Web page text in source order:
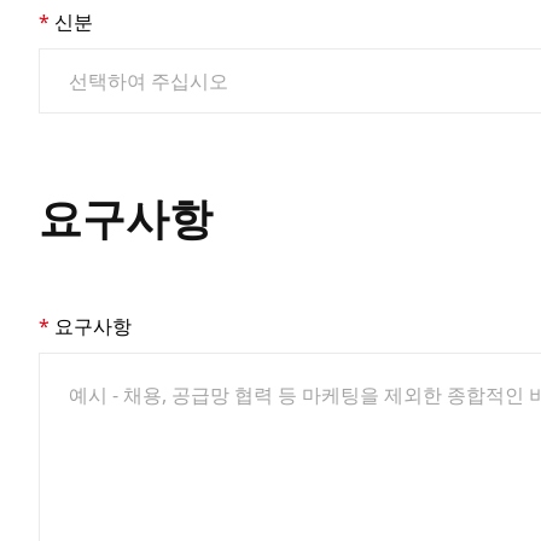
신분
요구사항
요구사항